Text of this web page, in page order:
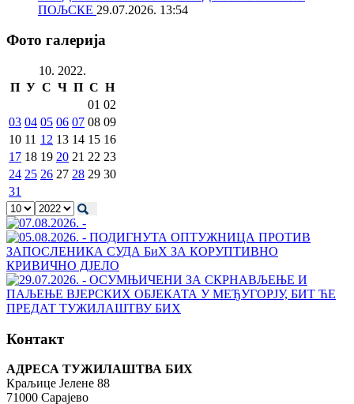
ПОЉСКЕ 29.07.2026. 13:54
Фото галерија
10. 2022.
П У С Ч П С Н
01 02
03 04 05 06 07 08 09
10 11 12 13 14 15 16
17 18 19 20 21 22 23
24 25 26 27 28 29 30
31
Контакт
АДРЕСА ТУЖИЛАШТВА БИХ
Краљице Јелене 88
71000 Сарајево